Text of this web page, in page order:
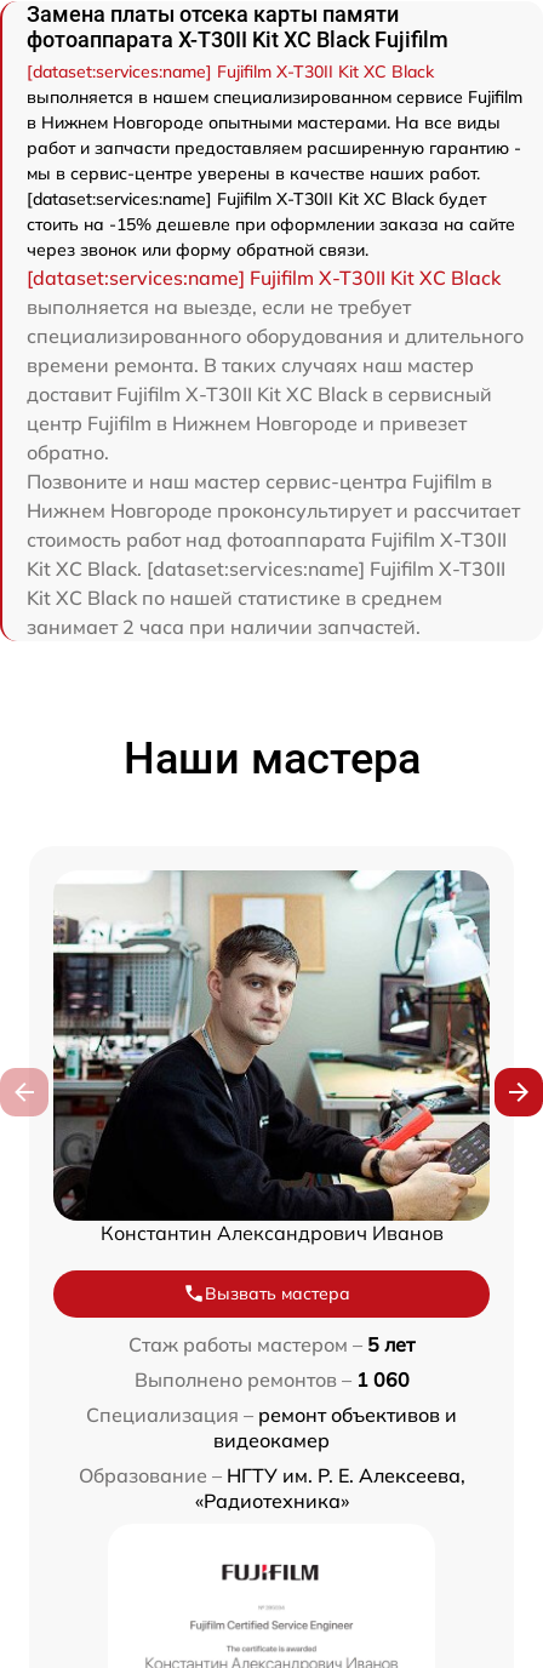
Замена платы отсека карты памяти
фотоаппарата X-T30II Kit XC Black Fujifilm
[dataset:services:name] Fujifilm X-T30II Kit XC Black
выполняется в нашем специализированном сервисе Fujifilm
в Нижнем Новгороде опытными мастерами. На все виды
работ и запчасти предоставляем расширенную гарантию -
мы в сервис-центре уверены в качестве наших работ.
[dataset:services:name] Fujifilm X-T30II Kit XC Black будет
стоить на -15% дешевле при оформлении заказа на сайте
через звонок или форму обратной связи.
[dataset:services:name] Fujifilm X-T30II Kit XC Black
выполняется на выезде, если не требует
специализированного оборудования и длительного
времени ремонта. В таких случаях наш мастер
доставит Fujifilm X-T30II Kit XC Black в сервисный
центр Fujifilm в Нижнем Новгороде и привезет
обратно.
Позвоните и наш мастер сервис-центра Fujifilm в
Нижнем Новгороде проконсультирует и рассчитает
стоимость работ над фотоаппарата Fujifilm X-T30II
Kit XC Black. [dataset:services:name] Fujifilm X-T30II
Kit XC Black по нашей статистике в среднем
занимает 2 часа при наличии запчастей.
Наши мастера
Константин Александрович Иванов
Вызвать мастера
Стаж работы мастером – 5 лет
Выполнено ремонтов – 1 060
Специализация – ремонт объективов и
видеокамер
Образование – НГТУ им. Р. Е. Алексеева,
«Радиотехника»